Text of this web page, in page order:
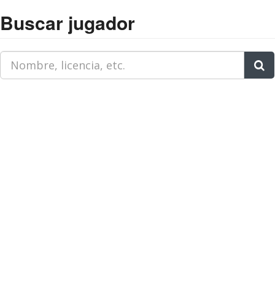
Buscar jugador